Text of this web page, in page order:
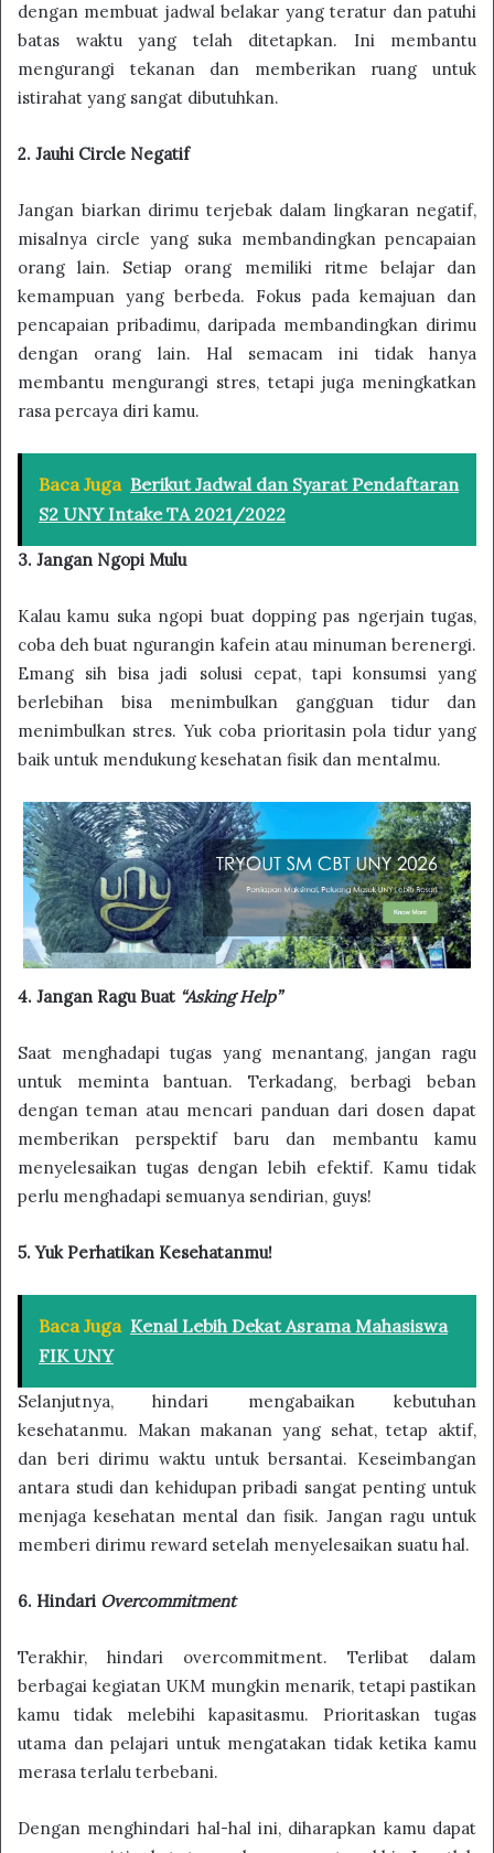
dengan membuat jadwal belakar yang teratur dan patuhi
batas waktu yang telah ditetapkan. Ini membantu
mengurangi tekanan dan memberikan ruang untuk
istirahat yang sangat dibutuhkan.
2. Jauhi Circle Negatif
Jangan biarkan dirimu terjebak dalam lingkaran negatif,
misalnya circle yang suka membandingkan pencapaian
orang lain. Setiap orang memiliki ritme belajar dan
kemampuan yang berbeda. Fokus pada kemajuan dan
pencapaian pribadimu, daripada membandingkan dirimu
dengan orang lain. Hal semacam ini tidak hanya
membantu mengurangi stres, tetapi juga meningkatkan
rasa percaya diri kamu.
Baca Juga Berikut Jadwal dan Syarat Pendaftaran
S2 UNY Intake TA 2021/2022
3. Jangan Ngopi Mulu
Kalau kamu suka ngopi buat dopping pas ngerjain tugas,
coba deh buat ngurangin kafein atau minuman berenergi.
Emang sih bisa jadi solusi cepat, tapi konsumsi yang
berlebihan bisa menimbulkan gangguan tidur dan
menimbulkan stres. Yuk coba prioritasin pola tidur yang
baik untuk mendukung kesehatan fisik dan mentalmu.
4. Jangan Ragu Buat “Asking Help”
Saat menghadapi tugas yang menantang, jangan ragu
untuk meminta bantuan. Terkadang, berbagi beban
dengan teman atau mencari panduan dari dosen dapat
memberikan perspektif baru dan membantu kamu
menyelesaikan tugas dengan lebih efektif. Kamu tidak
perlu menghadapi semuanya sendirian, guys!
5. Yuk Perhatikan Kesehatanmu!
Baca Juga Kenal Lebih Dekat Asrama Mahasiswa
FIK UNY
Selanjutnya, hindari mengabaikan kebutuhan
kesehatanmu. Makan makanan yang sehat, tetap aktif,
dan beri dirimu waktu untuk bersantai. Keseimbangan
antara studi dan kehidupan pribadi sangat penting untuk
menjaga kesehatan mental dan fisik. Jangan ragu untuk
memberi dirimu reward setelah menyelesaikan suatu hal.
6. Hindari Overcommitment
Terakhir, hindari overcommitment. Terlibat dalam
berbagai kegiatan UKM mungkin menarik, tetapi pastikan
kamu tidak melebihi kapasitasmu. Prioritaskan tugas
utama dan pelajari untuk mengatakan tidak ketika kamu
merasa terlalu terbebani.
Dengan menghindari hal-hal ini, diharapkan kamu dapat